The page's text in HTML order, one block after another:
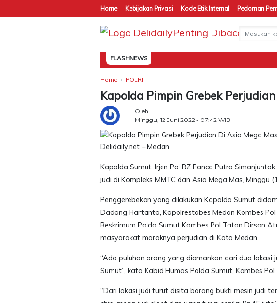
Home Kebijakan Privasi Kode Etik Internal Pedoman
FLASHNEWS
Home POLRI
Kapolda Pimpin Grebek
Oleh
Minggu, 12 Juni 2022 - 07:42 WIB
Delidaily.net – Medan
Kapolda Sumut, Irjen Pol RZ Panca Putra
judi di Kompleks MMTC dan Asia Mega Mas, Minggu
Penggerebekan yang dilakukan Kapolda Sumut
Dadang Hartanto, Kapolrestabes Medan Kombes
Reskrimum Polda Sumut Kombes Pol Tatan Dirsan
masyarakat maraknya perjudian di Kota Medan.
“Ada puluhan orang yang diamankan dari dua lokasi
Sumut”, kata Kabid Humas Polda Sumut, Kombes
“Dari lokasi judi turut disita barang bukti mesin judi